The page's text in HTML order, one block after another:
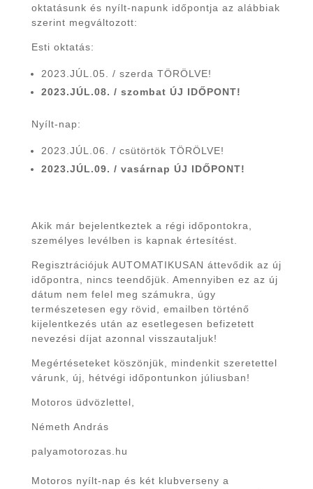
oktatásunk és nyílt-napunk időpontja az alábbiak
szerint megváltozott:
Esti oktatás:
2023.JÚL.05. / szerda TÖRÖLVE!
2023.JÚL.08. / szombat ÚJ IDŐPONT!
Nyílt-nap:
2023.JÚL.06. / csütörtök TÖRÖLVE!
2023.JÚL.09. / vasárnap ÚJ IDŐPONT!
Akik már bejelentkeztek a régi időpontokra,
személyes levélben is kapnak értesítést.
Regisztrációjuk AUTOMATIKUSAN áttevődik az új
időpontra, nincs teendőjük. Amennyiben ez az új
dátum nem felel meg számukra, úgy
természetesen egy rövid, emailben történő
kijelentkezés után az esetlegesen befizetett
nevezési díjat azonnal visszautaljuk!
Megértéseteket köszönjük, mindenkit szeretettel
várunk, új, hétvégi időpontunkon júliusban!
Motoros üdvözlettel,
Németh András
palyamotorozas.hu
Motoros nyílt-nap és két klubverseny a